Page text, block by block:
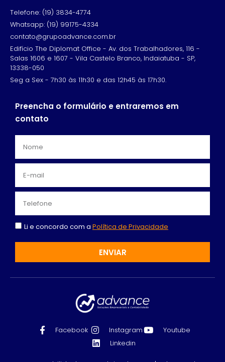
Telefone: (19) 3834-4774
Whatsapp: (19) 99175-4334
contato@grupoadvance.com.br
Edifício The Diplomat Office - Av. dos Trabalhadores, 116 -
Salas 1606 e 1607 - Vila Castelo Branco, Indaiatuba - SP,
13338-050
Seg a Sex - 7h30 às 11h30 e das 12h45 às 17h30.
Preencha o formulário e entraremos em
contato
Li e concordo com a Política de Privacidade
ENVIAR
Facebook Instagram
Youtube
Linkedin